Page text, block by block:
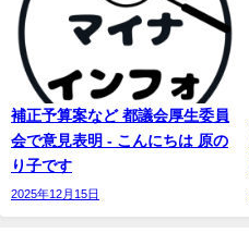
補正予算案など 都議会厚生委員
会で意見表明 - こんにちは 原の
り子です
2025年12月15日